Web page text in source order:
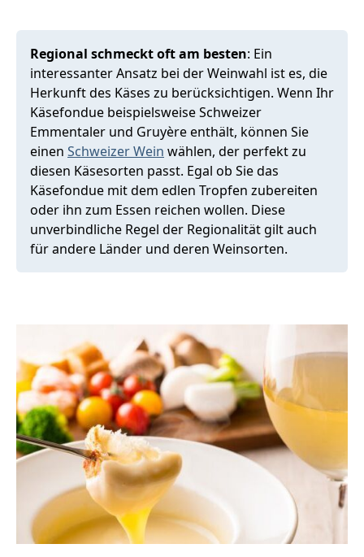
Regional schmeckt oft am besten: Ein
interessanter Ansatz bei der Weinwahl ist es, die
Herkunft des Käses zu berücksichtigen. Wenn Ihr
Käsefondue beispielsweise Schweizer
Emmentaler und Gruyère enthält, können Sie
einen Schweizer Wein wählen, der perfekt zu
diesen Käsesorten passt. Egal ob Sie das
Käsefondue mit dem edlen Tropfen zubereiten
oder ihn zum Essen reichen wollen. Diese
unverbindliche Regel der Regionalität gilt auch
für andere Länder und deren Weinsorten.